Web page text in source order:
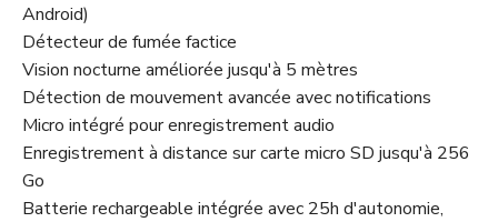
Android)
Détecteur de fumée factice
Vision nocturne améliorée jusqu'à 5 mètres
Détection de mouvement avancée avec notifications
Micro intégré pour enregistrement audio
Enregistrement à distance sur carte micro SD jusqu'à 256
Go
Batterie rechargeable intégrée avec 25h d'autonomie,